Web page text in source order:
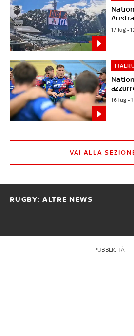
17 lug -
16 lug -
VAI ALLA
RUGBY: ALTRE NEWS
PUBBLICITÀ